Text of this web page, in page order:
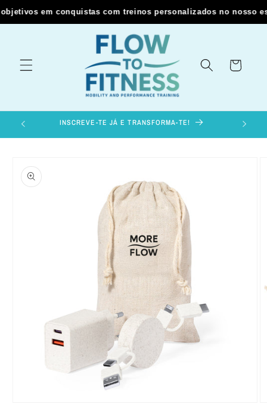
em conquistas com treinos personalizados no nosso
para o
conteúdo
Carrinho
INSCREVE-TE JÁ E TRANSFORMA-TE!
para a
informação
do produto